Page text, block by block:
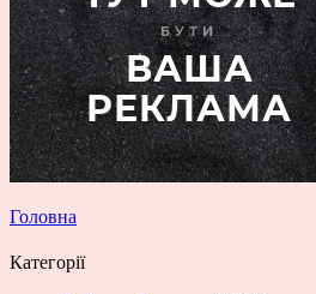
Головна
Категорії